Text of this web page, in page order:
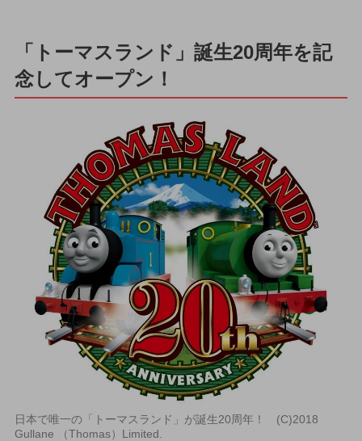
「トーマスランド」誕生20周年を記
念してオープン！
日本で唯一の「トーマスランド」が誕生20周年！ (C)2018
Gullane （Thomas）Limited.